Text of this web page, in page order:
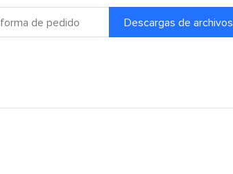
forma de pedido Descargas de archivos